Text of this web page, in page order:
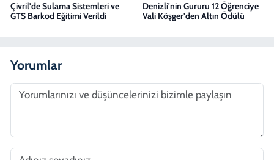
Çivril'de Sulama Sistemleri ve
GTS Barkod Eğitimi Verildi
Denizli'nin Gururu 12 Öğrenciye
Vali Köşger'den Altın Ödülü
Yorumlar